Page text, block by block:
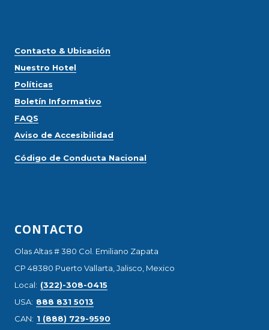
Contacto & Ubicación
Nuestro Hotel
Políticas
Boletín Informativo
FAQS
Aviso de Accesibilidad
Código de Conducta Nacional
CONTACTO
Olas Altas # 380 Col. Emiliano Zapata
CP 48380 Puerto Vallarta, Jalisco, Mexico
Local: (322)-308-0415
USA: 888 831 5013
CAN: 1 (888) 729-9590